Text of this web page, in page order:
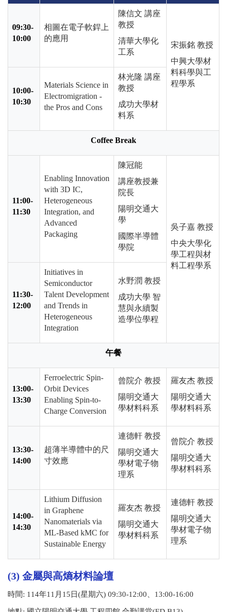
09:30-
10:00
相圖在電子軟銲上
的應用
陳信文 講座
教授
清華大學化
工系
宋振銘 教授
中興大學材
料科學與工
程學系
10:00-
10:30
Materials Science in
Electromigration -
the Pros and Cons
林光隆 講座
教授
成功大學材
料系
Coffee Break
11:00-
11:30
Enabling Innovation
with 3D IC,
Heterogeneous
Integration, and
Advanced
Packaging
陳冠能
講座教授兼
院長
陽明交通大
學
國際半導體
學院
吳子嘉 教授
中央大學化
學工程與材
料工程學系
11:30-
12:00
Initiatives in
Semiconductor
Talent Development
and Trends in
Heterogeneous
Integration
水野潤 教授
成功大學 智
慧與永續製
造學位學程
午餐
13:00-
13:30
Ferroelectric Spin-
Orbit Devices
Enabling Spin-to-
Charge Conversion
曾院介 教授
陽明交通大
學材料科系
羅友杰 教授
陽明交通大
學材料科系
13:30-
14:00
超薄半導體中的尺
寸效應
連德軒 教授
陽明交通大
學材電子物
理系
曾院介 教授
陽明交通大
學材料科系
14:00-
14:30
Lithium Diffusion
in Graphene
Nanomaterials via
ML-Based kMC for
Sustainable Energy
羅友杰 教授
陽明交通大
學材料科系
連德軒 教授
陽明交通大
學材電子物
理系
(3) 金屬與高熵材料論壇
時間: 114年11 月 15 日(星期六) 09:30-12:00 13:00-16:00